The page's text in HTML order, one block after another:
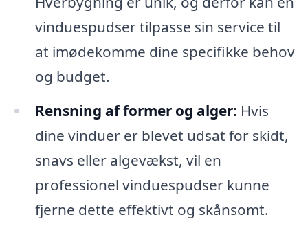
vinduespudser tilpasse sin service til
at imødekomme dine specifikke behov
og budget.
Rensning af former og alger: Hvis
dine vinduer er blevet udsat for skidt,
snavs eller algevækst, vil en
professionel vinduespudser kunne
fjerne dette effektivt og skånsomt.